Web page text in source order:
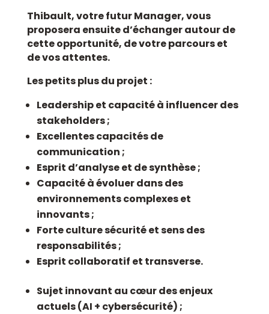
Thibault, votre futur Manager, vous
proposera ensuite d’échanger autour de
cette opportunité, de votre parcours et
de vos attentes.
Les petits plus du projet :
Leadership et capacité à influencer des
stakeholders ;
Excellentes capacités de
communication ;
Esprit d’analyse et de synthèse ;
Capacité à évoluer dans des
environnements complexes et
innovants ;
Forte culture sécurité et sens des
responsabilités ;
Esprit collaboratif et transverse.
Sujet innovant au cœur des enjeux
actuels (AI + cybersécurité) ;